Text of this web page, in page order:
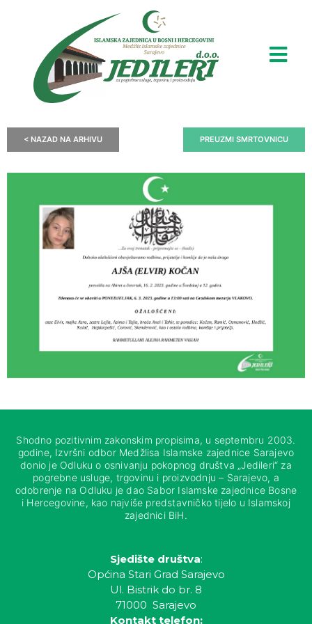
< NAZAD NA ARHIVU PREUZMI SMRTOVNICU
Shodno pozitivnim zakonskim propisima, u septembru 2003.
godine, Izvršni odbor Medžlisa Islamske zajednice Sarajevo
donio je Odluku o osnivanju pokopnog društva „Jedileri“ za
pogrebne usluge, trgovinu i proizvodnju – Sarajevo, a
odobrenje na Odluku je dao Sabor Islamske zajednice Bosne
i Hercegovine, kao najviše predstavničko tijelo u Islamskoj
zajednici BiH.
Sjedište društva:
Općina Stari Grad Sarajevo
Ul. Bistrik do br. 8
71000 Sarajevo
Kontakt telefon: